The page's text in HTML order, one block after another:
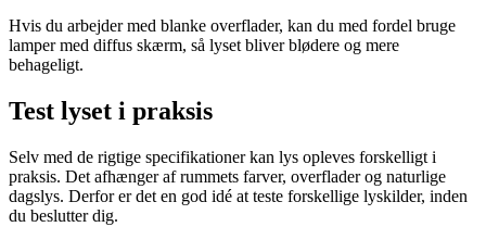
Hvis du arbejder med blanke overflader, kan du med fordel bruge
lamper med diffus skærm, så lyset bliver blødere og mere
behageligt.
Test lyset i praksis
Selv med de rigtige specifikationer kan lys opleves forskelligt i
praksis. Det afhænger af rummets farver, overflader og naturlige
dagslys. Derfor er det en god idé at teste forskellige lyskilder, inden
du beslutter dig.